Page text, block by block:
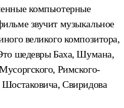
компьютерные
звучит музыкальное
великого композитора,
шедевры Баха, Шумана,
Римского-
Свиридова